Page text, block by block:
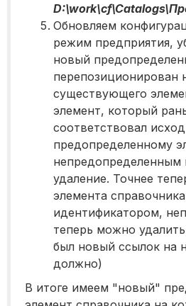
Обновляем
режим предприятия,
новый
перепозиционирован
существующего
элемент, который
соответствовал
предопределенному
удаление. Точнее
элемента
идентификатором,
теперь можно
был новый ссылок на
должно)
В итоге имеем "новый"